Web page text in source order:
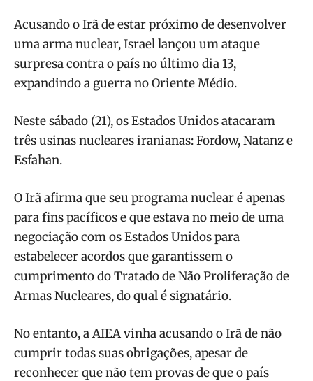
Acusando o Irã de estar próximo de desenvolver
uma arma nuclear, Israel lançou um ataque
surpresa contra o país no último dia 13,
expandindo a guerra no Oriente Médio.
Neste sábado (21), os Estados Unidos atacaram
três usinas nucleares iranianas: Fordow, Natanz e
Esfahan.
O Irã afirma que seu programa nuclear é apenas
para fins pacíficos e que estava no meio de uma
negociação com os Estados Unidos para
estabelecer acordos que garantissem o
cumprimento do Tratado de Não Proliferação de
Armas Nucleares, do qual é signatário.
No entanto, a AIEA vinha acusando o Irã de não
cumprir todas suas obrigações, apesar de
reconhecer que não tem provas de que o país